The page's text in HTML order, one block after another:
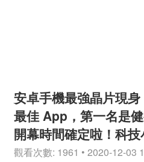
安卓手機最強晶片現
最佳 App，第一名是
開幕時間確定啦！科
觀看次數: 1961 • 2020-12-03